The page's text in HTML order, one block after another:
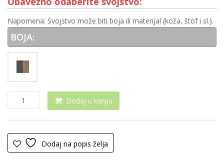
Napomena: Svojstvo može biti boja ili materijal (koža, štof i sl.).
BOJA:
komoda
Dodaj u korpu
Dodaj na popis želja